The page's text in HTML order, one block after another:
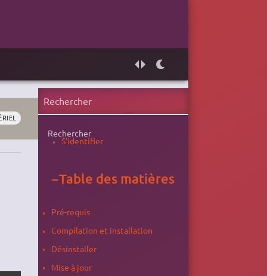
Rechercher
S'identifier
−Table des matières
Pré-requis
Compilation et installation
Désinstaller
Mise à jour